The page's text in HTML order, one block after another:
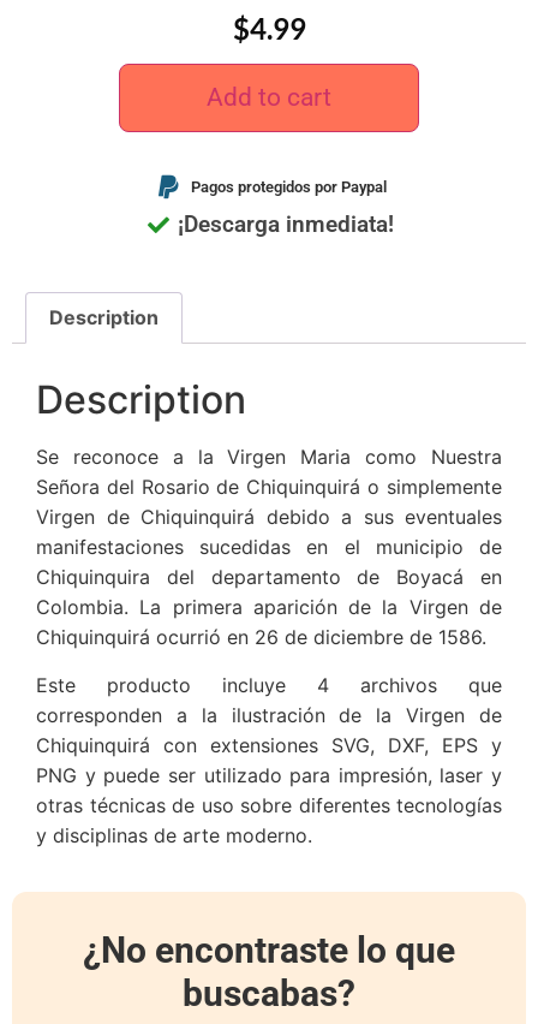
$4.99
Add to cart
Pagos protegidos por Paypal
¡Descarga inmediata!
Description
Description
Se reconoce a la Virgen Maria como Nuestra
Señora del Rosario de Chiquinquirá o simplemente
Virgen de Chiquinquirá debido a sus eventuales
manifestaciones sucedidas en el municipio de
Chiquinquira del departamento de Boyacá en
Colombia. La primera aparición de la Virgen de
Chiquinquirá ocurrió en 26 de diciembre de 1586.
Este producto incluye 4 archivos que
corresponden a la ilustración de la Virgen de
Chiquinquirá con extensiones SVG, DXF, EPS y
PNG y puede ser utilizado para impresión, laser y
otras técnicas de uso sobre diferentes tecnologías
y disciplinas de arte moderno.
¿No encontraste lo que
buscabas?